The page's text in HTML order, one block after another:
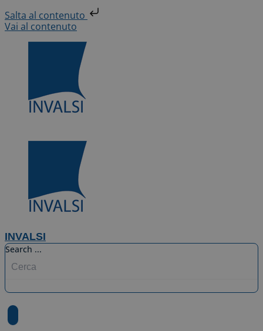
Salta al contenuto
Vai al contenuto
INVALSI
Search ...